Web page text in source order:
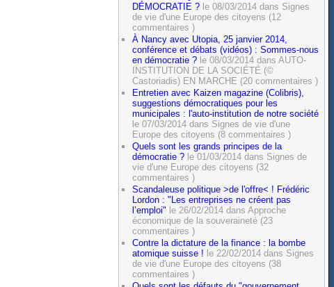
DÉMOCRATIE ? le 08/03/2014 dans Signes
de vie d'une Europe des citoyens (12
commentaires )
À Nancy avec Utopia, 25 janvier 2014,
conférence et débats (vidéos) : Sommes-nous
en démocratie ? le 08/03/2014 dans AUTO-
INSTITUTION DE LA SOCIÉTÉ (©
Castoriadis) EN MARCHE (20 commentaires )
Entretien avec Kaizen magazine (Colibris),
suggestions démocratiques pour les
municipales : l'auto-institution de notre société
le 07/03/2014 dans Signes de vie d'une
Europe des citoyens (8 commentaires )
Quels sont les grands principes de la
démocratie ? le 01/03/2014 dans Signes de
vie d'une Europe des citoyens (32
commentaires )
Scandaleuse politique >de l'offre< ! Frédéric
Lordon : "Les entreprises ne créent pas
l’emploi" le 26/02/2014 dans Approche
économique de la souveraineté (23
commentaires )
Contre la dictature de la finance : la bombe
atomique suisse ! le 22/02/2014 dans Signes
de vie d'une Europe des citoyens (38
commentaires )